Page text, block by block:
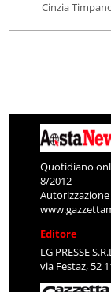
Cinzia
Quotidiano
8/2012
Editore
LG PRESSE
via Festaz, 52